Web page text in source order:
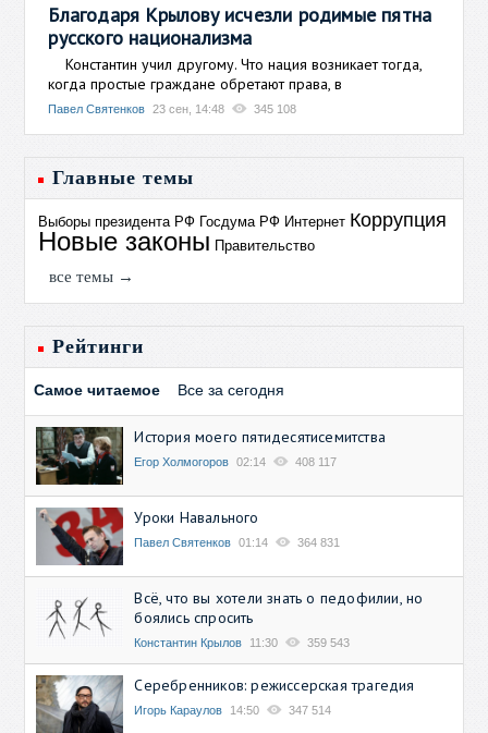
Благодаря Крылову исчезли родимые пятна
русского национализма
Константин учил другому. Что нация возникает тогда,
когда простые граждане обретают права, в
Павел Святенков 23 сен, 14:48 345 108
Главные темы
Выборы президента РФ Госдума РФ Интернет Коррупция
Новые законы Правительство
все темы →
Рейтинги
Самое читаемое Все за сегодня
История моего пятидесятисемитства
Егор Холмогоров 02:14 408 117
Уроки Навального
Павел Святенков 01:14 364 831
Всё, что вы хотели знать о педофилии, но
боялись спросить
Константин Крылов 11:30 359 543
Серебренников: режиссерская трагедия
Игорь Караулов 14:50 347 514